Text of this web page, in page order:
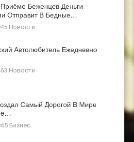
Беженцев Деньги
Отправит В Бедные…
Новости
Автолюбитель Ежедневно
Новости
Самый Дорогой В Мире
Бизнес